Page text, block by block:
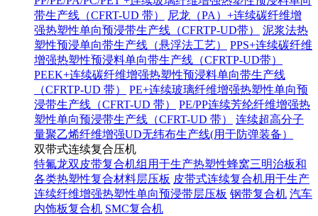
带生产线（CFRT-UD 带）
尼龙（PA）+连续碳纤维增
强热塑性单向预浸带生产线（CFRTP-UD带）
泥浆法热
塑性预浸单向带生产线（悬浮法工艺）
PPS+连续碳纤维
增强热塑性预浸料单向带生产线（CFRTP-UD带）
PEEK+连续碳纤维增强热塑性预浸料单向带生产线
（CFRTP-UD 带）
PE+连续玻璃纤维增强热塑性单向预
浸带生产线（CFRT-UD 带）
PE/PP连续芳纶纤维增强热
塑性单向预浸带生产线（CFRT-UD 带）
连续超高分子
量聚乙烯纤维增强UD无纬布生产线(用于防弹装备）
双带式连续复合压机
特氟龙双皮带复合机组用于生产热塑性蜂窝三明治板和
各类热塑性复合材料层压板 皮带式连续复合机用于生产
连续纤维增强热塑性单向预浸带层压板 钢带复合机 汽车
内饰板复合机 SMC复合机